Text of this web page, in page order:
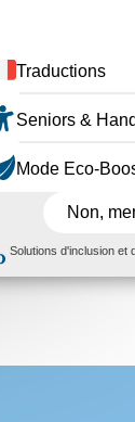
cyclisme sur